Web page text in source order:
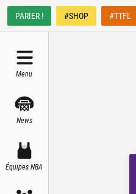
PARIER ! #SHOP #TTFL
Menu
News
Équipes NBA